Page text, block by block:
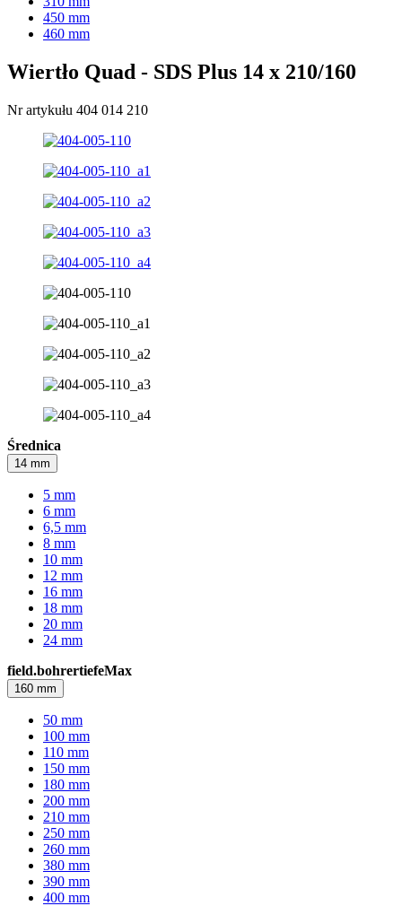
450 mm
460 mm
Wiertło Quad - SDS Plus 14 x 210/160
Nr artykułu 404 014 210
Średnica
14 mm
5 mm
6 mm
6,5 mm
8 mm
10 mm
12 mm
16 mm
18 mm
20 mm
24 mm
field.bohrertiefeMax
160 mm
50 mm
100 mm
110 mm
150 mm
180 mm
200 mm
210 mm
250 mm
260 mm
380 mm
390 mm
400 mm